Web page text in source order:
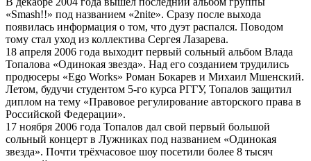
«Smash!!» под названием «2nite». Сразу после выхода
появилась информация о том, что дуэт распался. Поводом
тому стал уход из коллектива Сергея Лазарева.
18 апреля 2006 года выходит первый сольный альбом Влада
Топалова «Одинокая звезда». Над его созданием трудились
продюсеры «Ego Works» Роман Бокарев и Михаил Мшенский.
Летом, будучи студентом 5-го курса РГГУ, Топалов защитил
диплом на тему «Правовое регулирование авторского права в
Российской Федерации».
17 ноября 2006 года Топалов дал свой первый большой
сольный концерт в Лужниках под названием «Одинокая
звезда». Почти трёхчасовое шоу посетили более 8 тысяч